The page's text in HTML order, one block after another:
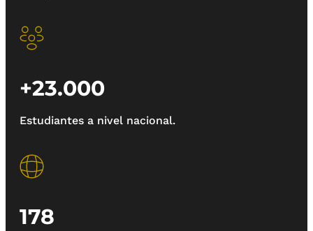
+23.000
Estudiantes a nivel nacional.
178